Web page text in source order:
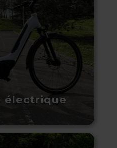
électrique